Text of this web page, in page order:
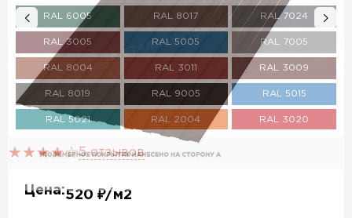
RAL 6005 RAL 8017 RAL 7024
RAL 3005 RAL 5005 RAL 7005
RAL 8004 RAL 3011 RAL 3009
RAL 8019 RAL 9005 RAL 5015
RAL 5021 RAL 2004 RAL 3020
RAL 5002
RAL 1015
5 отзывов
Цена:520 ₽/м2